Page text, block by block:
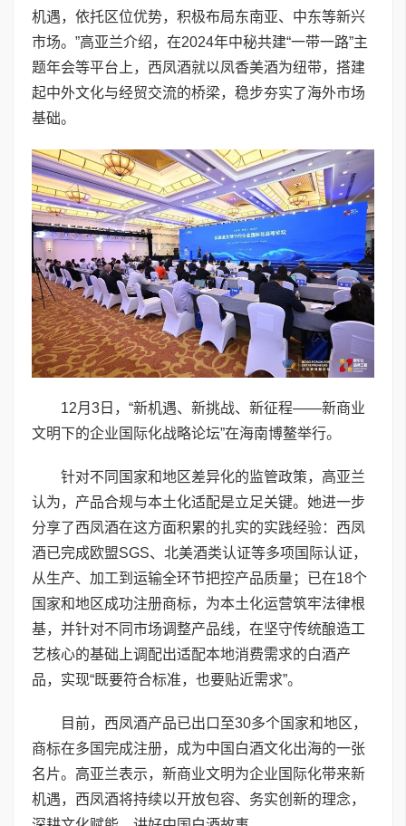
机遇，依托区位优势，积极布局东南亚、中东等新兴
市场。”高亚兰介绍，在2024年中秘共建“一带一路”主
题年会等平台上，西凤酒就以凤香美酒为纽带，搭建
起中外文化与经贸交流的桥梁，稳步夯实了海外市场
基础。
12月3日，“新机遇、新挑战、新征程——新商业
文明下的企业国际化战略论坛”在海南博鳌举行。
针对不同国家和地区差异化的监管政策，高亚兰
认为，产品合规与本土化适配是立足关键。她进一步
分享了西凤酒在这方面积累的扎实的实践经验：西凤
酒已完成欧盟SGS、北美酒类认证等多项国际认证，
从生产、加工到运输全环节把控产品质量；已在18个
国家和地区成功注册商标，为本土化运营筑牢法律根
基，并针对不同市场调整产品线，在坚守传统酿造工
艺核心的基础上调配出适配本地消费需求的白酒产
品，实现“既要符合标准，也要贴近需求”。
目前，西凤酒产品已出口至30多个国家和地区，
商标在多国完成注册，成为中国白酒文化出海的一张
名片。高亚兰表示，新商业文明为企业国际化带来新
机遇，西凤酒将持续以开放包容、务实创新的理念，